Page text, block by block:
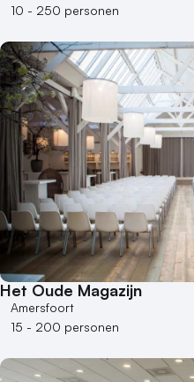
10 - 250 personen
Het Oude Magazijn
Amersfoort
15 - 200 personen